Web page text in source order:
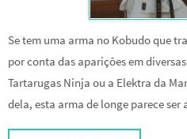
Se tem uma arma no Kobudo que
por conta das aparições em
Tartarugas Ninja ou a Elektra da
dela, esta arma de longe parece